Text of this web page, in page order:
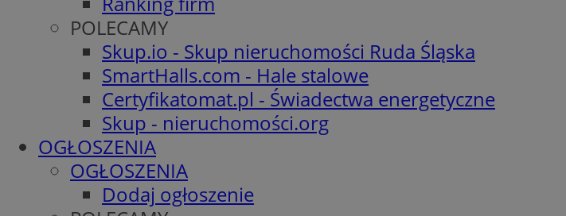
POLECAMY
Skup.io - Skup nieruchomości Ruda Śląska
SmartHalls.com - Hale stalowe
Certyfikatomat.pl - Świadectwa energetyczne
Skup - nieruchomości.org
OGŁOSZENIA
OGŁOSZENIA
Dodaj ogłoszenie